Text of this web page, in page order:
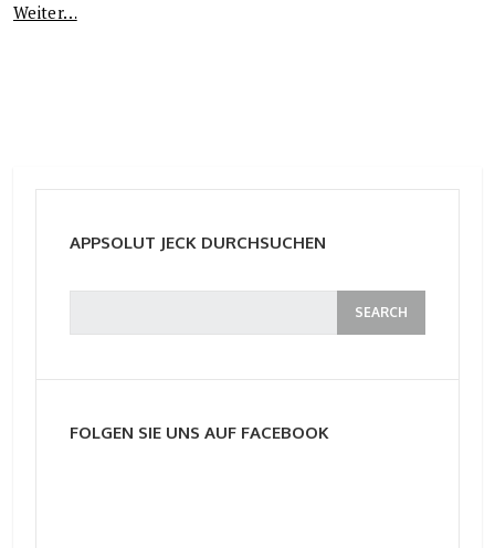
Weiter…
APPSOLUT JECK DURCHSUCHEN
FOLGEN SIE UNS AUF FACEBOOK